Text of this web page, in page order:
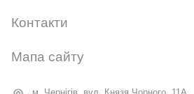
Контакти
Мапа сайту